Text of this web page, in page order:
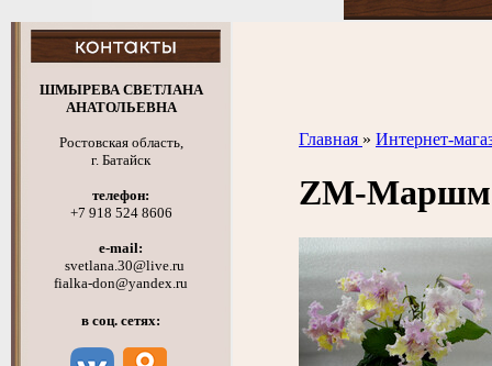
ШМЫРЕВА СВЕТЛАНА
АНАТОЛЬЕВНА
Ростовская область,
г. Батайск
телефон:
+7 918 524 8606
e-mail:
svetlana.30@live.ru
fialka-don@yandex.ru
в соц. сетях:
Главная » Интернет-
ZM-